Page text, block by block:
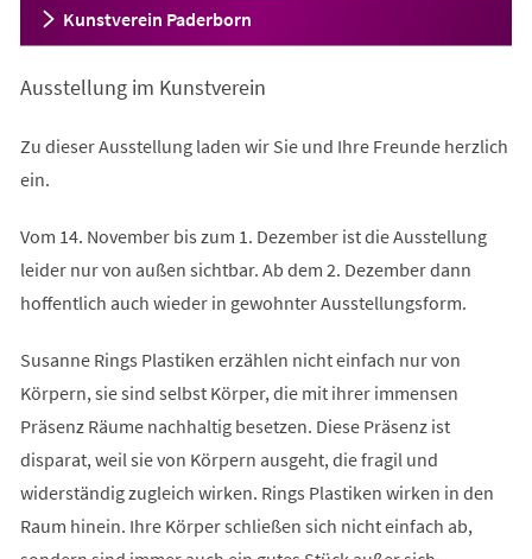
Kunstverein Paderborn
Ausstellung im Kunstverein
Zu dieser Ausstellung laden wir Sie und Ihre Freunde herzlich
ein.
Vom 14. November bis zum 1. Dezember ist die Ausstellung
leider nur von außen sichtbar. Ab dem 2. Dezember dann
hoffentlich auch wieder in gewohnter Ausstellungsform.
Susanne Rings Plastiken erzählen nicht einfach nur von
Körpern, sie sind selbst Körper, die mit ihrer immensen
Präsenz Räume nachhaltig besetzen. Diese Präsenz ist
disparat, weil sie von Körpern ausgeht, die fragil und
widerständig zugleich wirken. Rings Plastiken wirken in den
Raum hinein. Ihre Körper schließen sich nicht einfach ab,